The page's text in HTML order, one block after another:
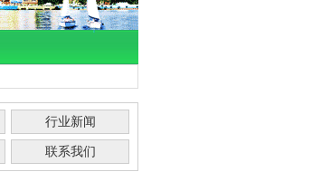
行业新闻
联系我们